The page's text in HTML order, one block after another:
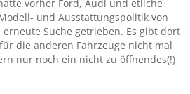
vorher Ford, Audi und etliche
und Ausstattungspolitik von
Suche getrieben. Es gibt dort
die anderen Fahrzeuge nicht mal
nur noch ein nicht zu öffnendes(!)